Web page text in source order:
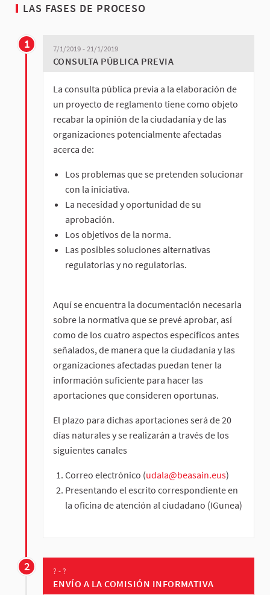
LAS FASES DE PROCESO
1 7/1/2019 - 21/1/2019
CONSULTA PÚBLICA PREVIA
La consulta pública previa a la elaboración de
un proyecto de reglamento tiene como objeto
recabar la opinión de la ciudadanía y de las
organizaciones potencialmente afectadas
acerca de:
Los problemas que se pretenden solucionar
con la iniciativa.
La necesidad y oportunidad de su
aprobación.
Los objetivos de la norma.
Las posibles soluciones alternativas
regulatorias y no regulatorias.
Aquí se encuentra la documentación necesaria
sobre la normativa que se prevé aprobar, así
como de los cuatro aspectos específicos antes
señalados, de manera que la ciudadanía y las
organizaciones afectadas puedan tener la
información suficiente para hacer las
aportaciones que consideren oportunas.
El plazo para dichas aportaciones será de 20
días naturales y se realizarán a través de los
siguientes canales
Correo electrónico (udala@beasain.eus)
Presentando el escrito correspondiente en
la oficina de atención al ciudadano (IGunea)
2 ? - ?
ENVÍO A LA COMISIÓN INFORMATIVA